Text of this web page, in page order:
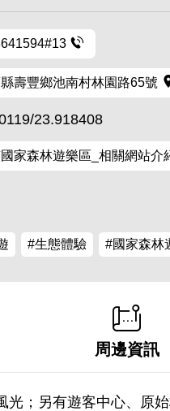
壽豐鄉池南村林園路65號
23.918408
家森林遊樂區_相關網站介
#生態體驗 #國家森林
周邊資訊
；另有遊客中心、原